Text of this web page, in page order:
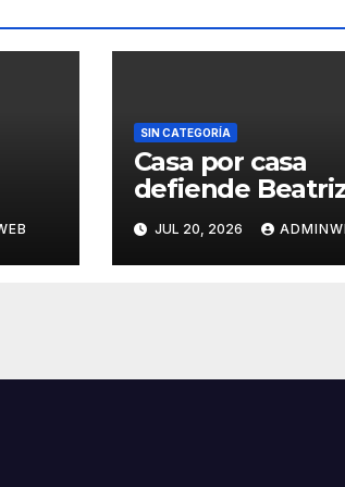
y
en
SIN CATEGORÍA
Casa por casa
defiende
Mojica la
nacional en
JUL 20, 2026